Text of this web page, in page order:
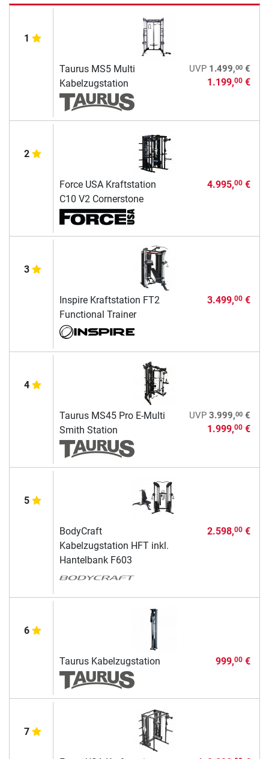
1
Taurus MS5 Multi
Kabelzugstation
UVP 1.499,00€
1.199,00€
2
Force USA Kraftstation
C10 V2 Cornerstone
4.995,00€
3
Inspire Kraftstation FT2
Functional Trainer
3.499,00€
4
Taurus MS45 Pro E-Multi
Smith Station
UVP 3.999,00€
1.999,00€
5
BodyCraft
Kabelzugstation HFT inkl.
Hantelbank F603
2.598,00€
6
Taurus Kabelzugstation 999,00€
7